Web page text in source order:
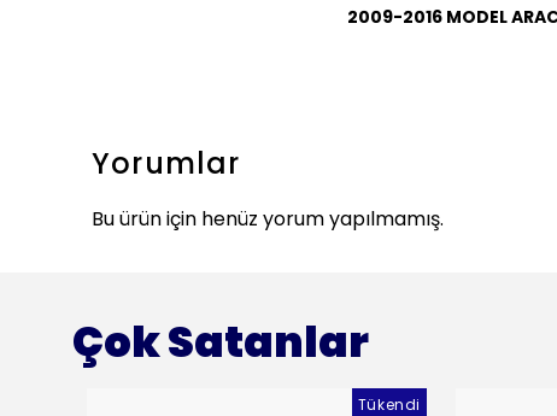
2009-2016 MODEL
Yorumlar
Bu ürün için henüz yorum yapılmamış.
Çok Satanlar
Tükendi